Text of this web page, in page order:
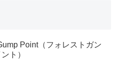
Point（フォレストガン
ト）